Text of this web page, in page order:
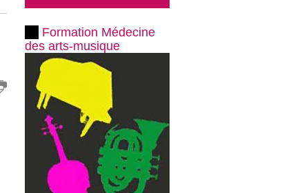
Formation Médecine
des arts-musique